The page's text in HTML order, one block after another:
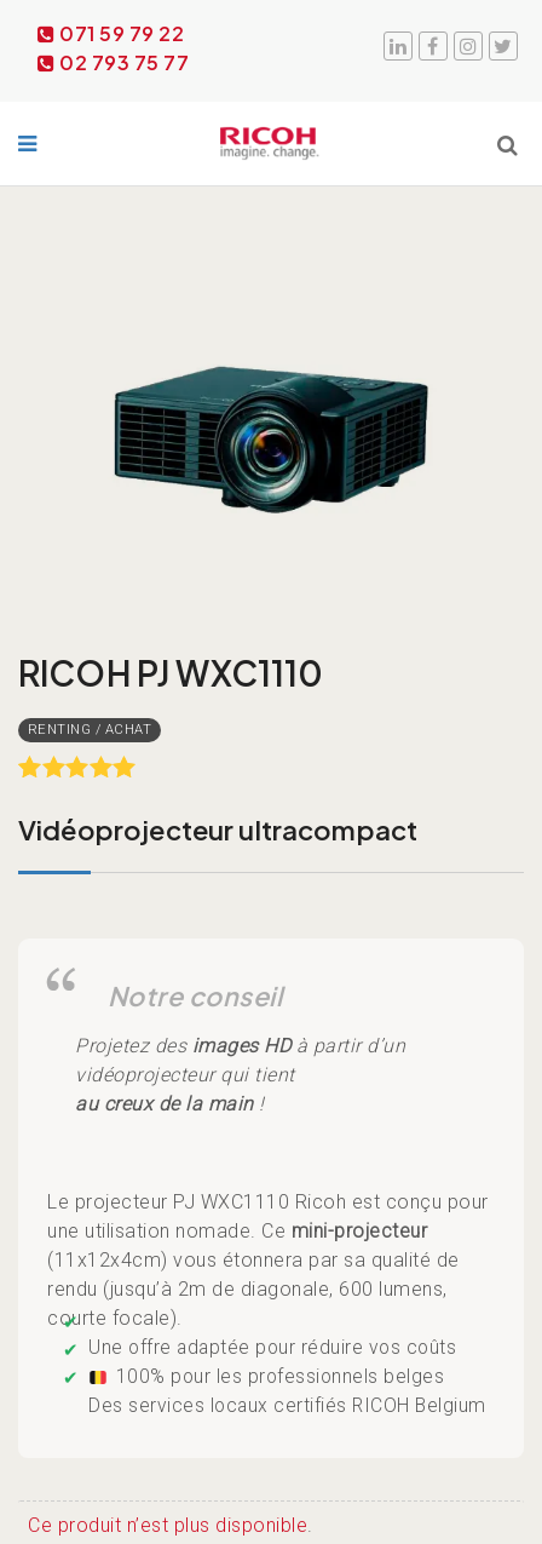
071 59 79 22
02 793 75 77
RICOH PJ WXC1110
out of 5
based on
Vidéoprojecteur ultracompact
Projetez des images HDà partir d’un
vidéoprojecteur qui tient
au creux de la main!
Le projecteur PJ WXC1110 Ricoh est conçu pour
une utilisation nomade. Ce mini-projecteur
(11x12x4cm) vous étonnera par sa qualité de
rendu (jusqu’à 2m de diagonale, 600 lumens,
courte focale).
Ce produit n’est plus disponible.